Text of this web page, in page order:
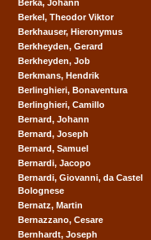
Berka, Johann
Berkel, Theodor Viktor
Berkhauser, Hieronymus
Berkheyden, Gerard
Berkheyden, Job
Berkmans, Hendrik
Berlinghieri, Bonaventura
Berlinghieri, Camillo
Bernard, Johann
Bernard, Joseph
Bernard, Samuel
Bernardi, Jacopo
Bernardi, Giovanni, da Castel
Bolognese
Bernatz, Martin
Bernazzano, Cesare
Bernhardt, Joseph